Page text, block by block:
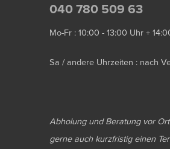
040 780 509 63
Mo-Fr : 10:00 - 13:00 Uhr +
Sa / andere Uhrzeiten : nach
Abholung und Beratung vor
gerne auch kurzfristig einen